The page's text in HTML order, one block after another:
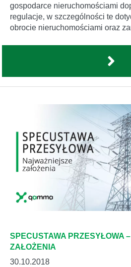
gospodarce nieruchomościami
regulacje, w szczególności te
obrocie nieruchomościami oraz
SPECUSTAWA PRZESYŁOWA
ZAŁOŻENIA
30.10.2018